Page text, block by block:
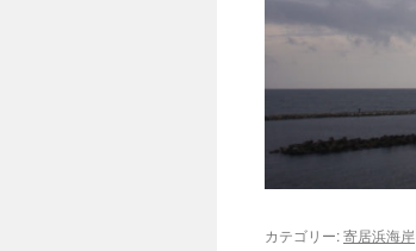
カテゴリー:寄居浜海岸